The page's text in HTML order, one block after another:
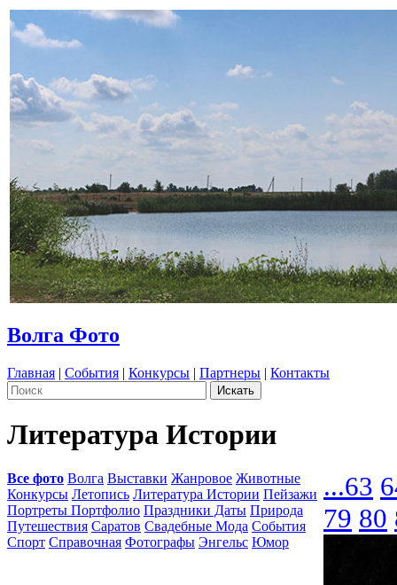
Волга Фото
Главная | События | Конкурсы | Партнеры | Контакты
Литература Истории
Все фото Волга Выставки Жанровое Животные
Конкурсы Летопись Литература Истории Пейзажи
Портреты Портфолио Праздники Даты Природа
Путешествия Саратов Свадебные Мода События
Спорт Справочная Фотографы Энгельс Юмор
...63
79 80